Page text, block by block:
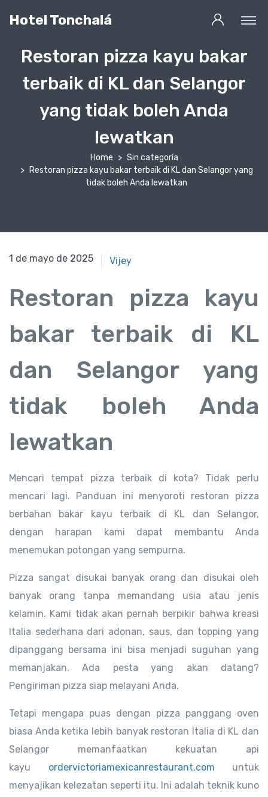
Hotel Tonchalá
Restoran pizza kayu bakar
terbaik di KL dan Selangor
yang tidak boleh Anda
lewatkan
Home
Sin categoría
Restoran pizza kayu bakar terbaik di KL dan Selangor yang
tidak boleh Anda lewatkan
1 de mayo de 2025
1 de mayo de 2025 Vijey
Restoran pizza kayu
bakar terbaik di KL
dan Selangor yang
tidak boleh Anda
lewatkan
Mencari tempat pizza terbaik di kota? Tidak perlu
mencari lagi. Panduan ini menyoroti restoran pizza
berbahan bakar kayu terbaik di KL dan Selangor,
dengan harapan kami dapat membantu Anda
menemukan potongan yang sempurna.
Pizza sangat disukai banyak orang dan disukai oleh
banyak orang tanpa memandang usia atau jenis
kelamin. Kami tidak akan pernah berpikir bahwa kreasi
Italia sederhana dari adonan, saus, dan topping yang
dipanggang bersama ini bisa menjadi suguhan yang
memanjakan. Ada pesta yang akan datang?
Pengiriman pizza siap melayani Anda.
Tetapi mengapa puas dengan pizza panggang oven
biasa Anda ketika lebih banyak restoran Italia di KL dan
Selangor memanfaatkan kekuatan api
kayu ordervictoriamexicanrestaurant.com untuk
menyajikan kelezatan seperti itu. Ini adalah teknik kuno